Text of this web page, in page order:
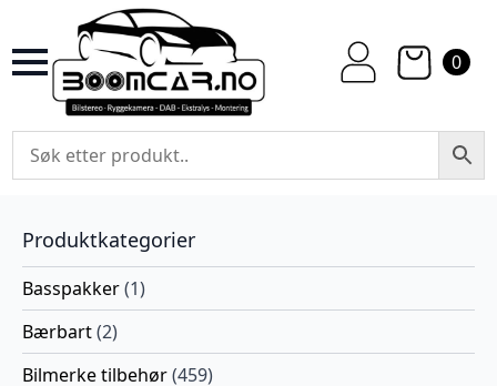
0
Produktkategorier
Basspakker(1)
Bærbart(2)
Bilmerke tilbehør(459)